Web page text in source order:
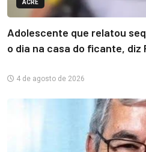
ACRE
Adolescente que relatou
o dia na casa do ficante, diz
4 de agosto de 2026